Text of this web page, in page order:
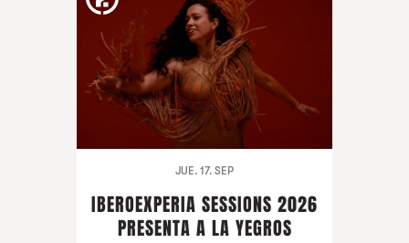
JUE. 17. SEP
IBEROEXPERIA SESSIONS 2026
PRESENTA A LA YEGROS